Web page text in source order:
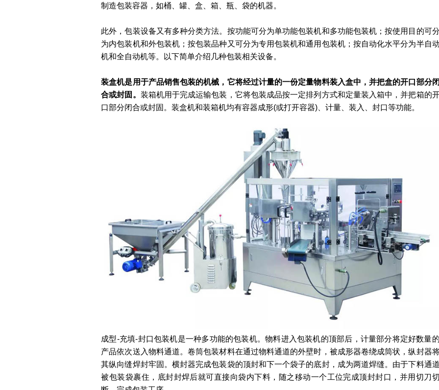
制造包装容器，如桶、罐、盒、箱、瓶、袋的机器。
此外，包装设备又有多种分类方法。按功能可分为单功能包装机和多功能包装机；按使用目的可分
为内包装机和外包装机；按包装品种又可分为专用包装机和通用包装机；按自动化水平分为半自动
机和全自动机等。以下简单介绍几种包装相关设备。
装盒机是用于产品销售包装的机械，它将经过计量的一份定量物料装入盒中，并把盒的开口部分闭
合或封固。 装箱机用于完成运输包装，它将包装成品按一定排列方式和定量装入箱中，并把箱的
口部分闭合或封固。装盒机和装箱机均有容器成形(或打开容器)、计量、装入、封口等功能。
成型-充填-封口包装机是一种多功能的包装机。物料进入包装机的顶部后，计量部分将定好数量的
产品依次送入物料通道。卷筒包装材料在通过物料通道的外壁时，被成形器卷绕成筒状，纵封器
其纵向缝焊封牢固。横封器完成包装袋的顶封和下一个袋子的底封，成为两道焊缝。由于下料通道
被包装袋裹住，底封封焊后就可直接向袋内下料，随之移动一个工位完成顶封封口，并用切刀切